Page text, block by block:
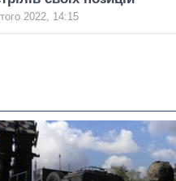
2022, 14:15